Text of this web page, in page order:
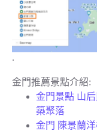
.
金門推薦景點介紹:
金門景點 山
築聚落
金門 陳景蘭